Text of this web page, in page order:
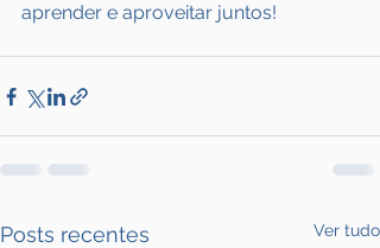
aprender e aproveitar juntos!
Posts recentes Ver tudo